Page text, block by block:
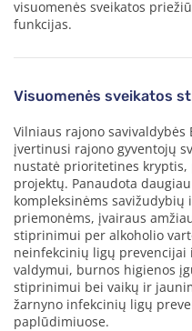
visuomenės sveikatos
funkcijas.
Visuomenės sveikatos
Vilniaus rajono savivaldybės
įvertinusi rajono gyventojų
nustatė prioritetines
projektų. Panaudota
kompleksinėms
priemonėms, įvairaus
stiprinimui per alkoholio
neinfekcinių ligų
valdymui, burnos higienos
stiprinimui bei vaikų ir
žarnyno infekcinių ligų
paplūdimiuose.